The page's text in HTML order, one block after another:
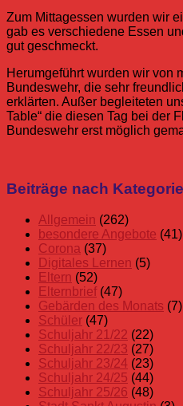
Zum Mittagessen wurden wir
gab es verschiedene Essen
gut geschmeckt.
Herumgeführt wurden wir von
Bundeswehr, die sehr
erklärten. Außer begleiteten
Table“ die diesen Tag bei der
Bundeswehr erst möglich
Schuljahr
Beiträge nach
Allgemein (262)
besondere Angebote (41)
Corona (37)
Digitales Lernen (5)
Eltern (52)
Elternbrief(47)
Gebärden des Monats (7)
Schüler (47)
Schuljahr 21/22 (22)
Schuljahr 22/23 (27)
Schuljahr 23/24 (23)
Schuljahr 24/25 (44)
Schuljahr 25/26 (48)